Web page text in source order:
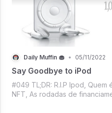
Daily Muffin 🧁 • 05/11/2022
Say Goodbye to iPod
#049 TL;DR: R.I.P Ipod,
NFT, As rodadas de